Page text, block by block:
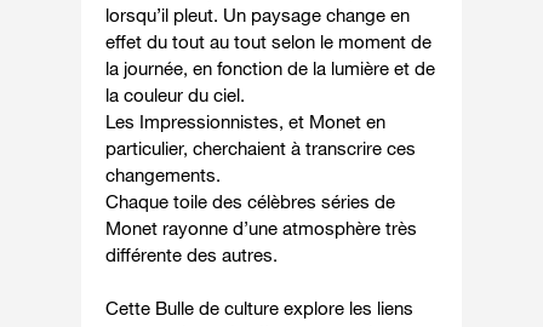
lorsqu’il pleut. Un paysage change en
effet du tout au tout selon le moment de
la journée, en fonction de la lumière et de
la couleur du ciel.
Les Impressionnistes, et Monet en
particulier, cherchaient à transcrire ces
changements.
Chaque toile des célèbres séries de
Monet rayonne d’une atmosphère très
différente des autres.
Cette Bulle de culture explore les liens